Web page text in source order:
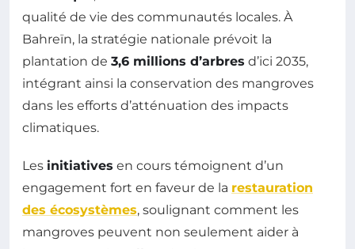
qualité de vie des communautés locales. À
Bahreïn, la stratégie nationale prévoit la
plantation de 3,6 millions d’arbres d’ici 2035,
intégrant ainsi la conservation des mangroves
dans les efforts d’atténuation des impacts
climatiques.
Les initiatives en cours témoignent d’un
engagement fort en faveur de la restauration
des écosystèmes, soulignant comment les
mangroves peuvent non seulement aider à